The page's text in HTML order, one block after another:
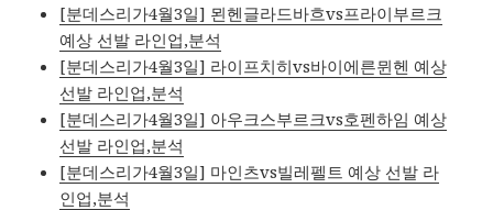
[분데스리가4월3일] 묀헨글라드바흐vs프라이부르크
예상 선발 라인업,분석
[분데스리가4월3일] 라이프치히vs바이에른뮌헨 예상
선발 라인업,분석
[분데스리가4월3일] 아우크스부르크vs호펜하임 예상
선발 라인업,분석
[분데스리가4월3일] 마인츠vs빌레펠트 예상 선발 라
인업,분석